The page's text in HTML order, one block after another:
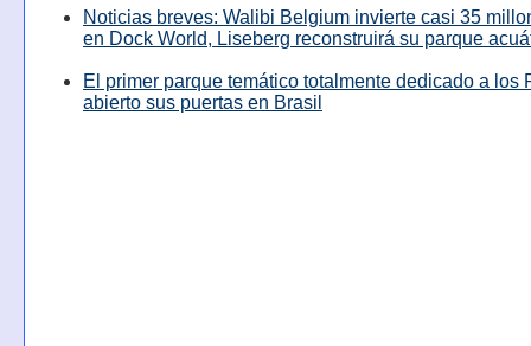
Noticias breves: Walibi Belgium invierte casi 35
en Dock World, Liseberg reconstruirá su parque
El primer parque temático totalmente dedicado a los
abierto sus puertas en Brasil